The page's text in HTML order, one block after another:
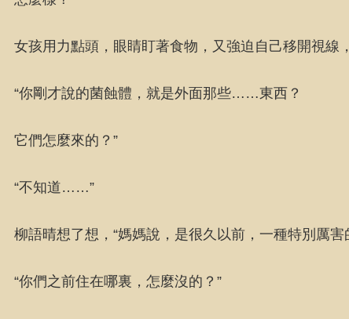
女孩用力點頭，眼睛盯著食物，又強迫自己移開視線
“你剛才說的菌蝕體，就是外面那些……東西？
它們怎麼來的？”
“不知道……”
柳語晴想了想，“媽媽說，是很久以前，一種特別厲
“你們之前住在哪裏，怎麼沒的？”